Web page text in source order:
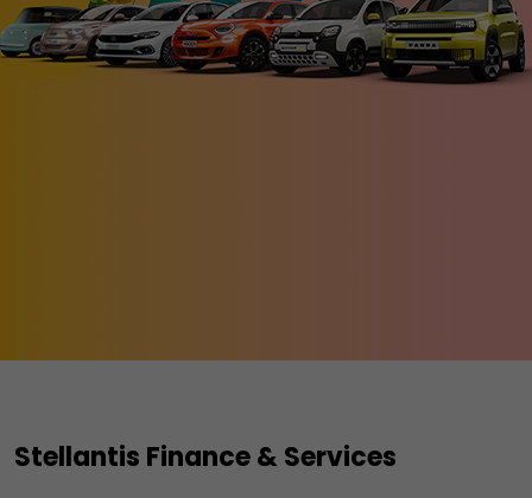
Stellantis Finance & Services